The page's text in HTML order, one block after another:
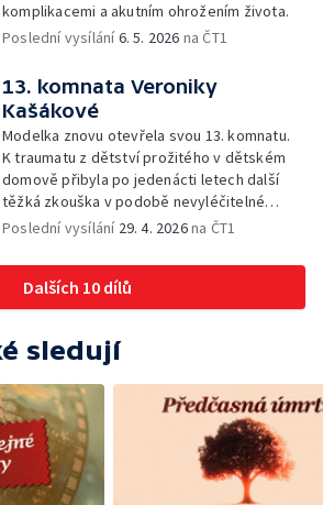
komplikacemi a akutním ohrožením života.
Poslední vysílání6. 5. 2026 na ČT1
13. komnata Veroniky
Kašákové
Modelka znovu otevřela svou 13. komnatu.
K traumatu z dětství prožitého v dětském
domově přibyla po jedenácti letech další
těžká zkouška v podobě nevyléčitelné
nemoci jejího syna.
Poslední vysílání 29. 4. 2026na ČT1
Dalších 10 dílů
sledují